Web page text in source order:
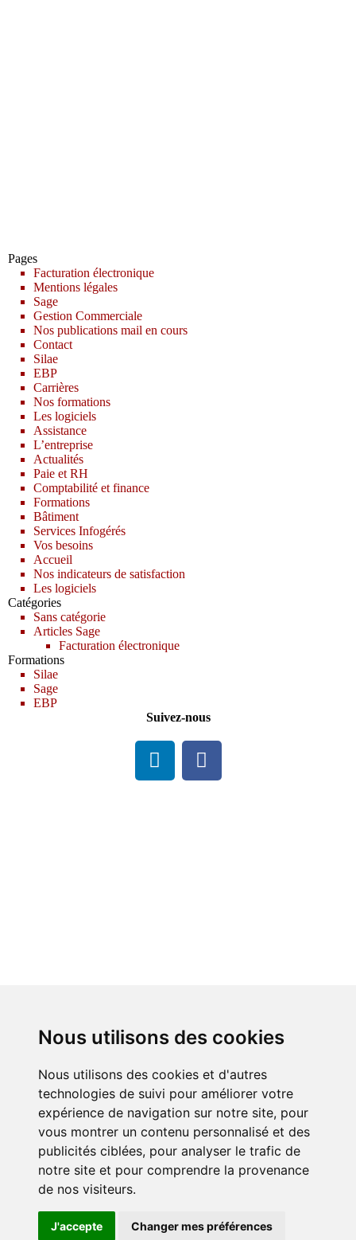
Nous utilisons des cookies
Nous utilisons des cookies et d'autres
technologies de suivi pour améliorer votre
expérience de navigation sur notre site, pour
vous montrer un contenu personnalisé et des
publicités ciblées, pour analyser le trafic de
notre site et pour comprendre la provenance
de nos visiteurs.
J'accepte Changer mes préférences
Pages
Facturation électronique
Mentions légales
Sage
Gestion Commerciale
Nos publications mail en cours
Contact
Silae
EBP
Carrières
Nos formations
Les logiciels
Assistance
L’entreprise
Actualités
Paie et RH
Comptabilité et finance
Formations
Bâtiment
Services Infogérés
Vos besoins
Accueil
Nos indicateurs de satisfaction
Les logiciels
Catégories
Sans catégorie
Articles Sage
Facturation électronique
Formations
Silae
Sage
EBP
Suivez-nous